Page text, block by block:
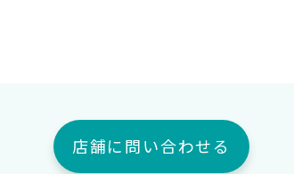
店舗に問い合わせる